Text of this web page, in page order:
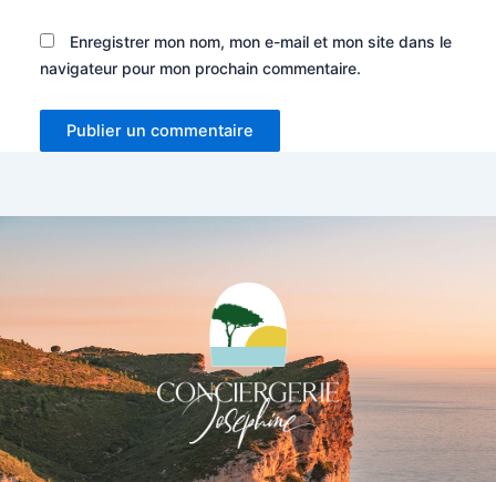
Enregistrer mon nom, mon e-mail et mon site dans le
navigateur pour mon prochain commentaire.